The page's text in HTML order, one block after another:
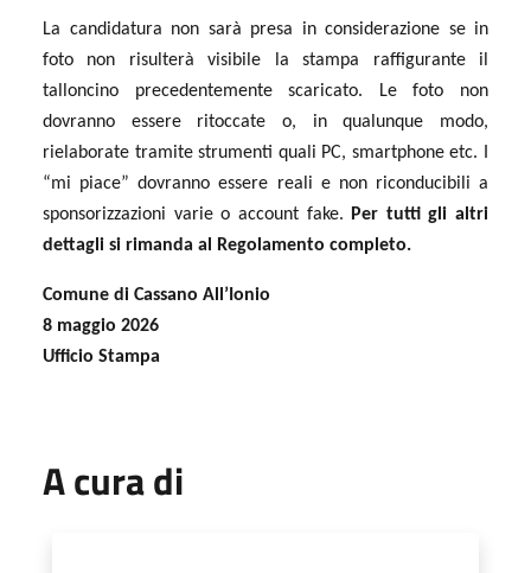
La candidatura non sarà presa in considerazione se in
foto non risulterà visibile la stampa raffigurante il
talloncino precedentemente scaricato. Le foto non
dovranno essere ritoccate o, in qualunque modo,
rielaborate tramite strumenti quali PC, smartphone etc. I
“mi piace” dovranno essere reali e non riconducibili a
sponsorizzazioni varie o account fake.
Per tutti gli altri
dettagli si rimanda al Regolamento completo.
Comune di Cassano All’Ionio
8 maggio 2026
Ufficio Stampa
A cura di